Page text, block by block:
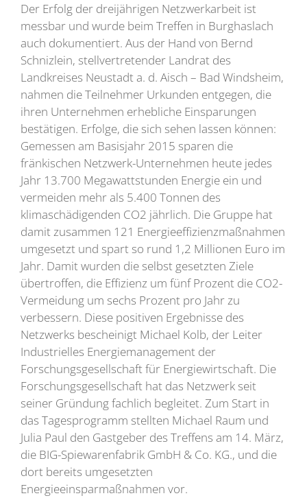
Der Erfolg der dreijährigen Netzwerkarbeit ist
messbar und wurde beim Treffen in Burghaslach
auch dokumentiert. Aus der Hand von Bernd
Schnizlein, stellvertretender Landrat des
Landkreises Neustadt a. d. Aisch – Bad Windsheim,
nahmen die Teilnehmer Urkunden entgegen, die
ihren Unternehmen erhebliche Einsparungen
bestätigen. Erfolge, die sich sehen lassen können:
Gemessen am Basisjahr 2015 sparen die
fränkischen Netzwerk-Unternehmen heute jedes
Jahr 13.700 Megawattstunden Energie ein und
vermeiden mehr als 5.400 Tonnen des
klimaschädigenden CO2 jährlich. Die Gruppe hat
damit zusammen 121 Energieeffizienzmaßnahmen
umgesetzt und spart so rund 1,2 Millionen Euro im
Jahr. Damit wurden die selbst gesetzten Ziele
übertroffen, die Effizienz um fünf Prozent die CO2-
Vermeidung um sechs Prozent pro Jahr zu
verbessern. Diese positiven Ergebnisse des
Netzwerks bescheinigt Michael Kolb, der Leiter
Industrielles Energiemanagement der
Forschungsgesellschaft für Energiewirtschaft. Die
Forschungsgesellschaft hat das Netzwerk seit
seiner Gründung fachlich begleitet. Zum Start in
das Tagesprogramm stellten Michael Raum und
Julia Paul den Gastgeber des Treffens am 14. März,
die BIG-Spiewarenfabrik GmbH & Co. KG., und die
dort bereits umgesetzten
Energieeinsparmaßnahmen vor.